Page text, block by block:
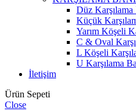
Düz Karşılama
Küçük
Yarım Köşeli
C & Oval
L Köşeli
U Karşılama
İletişim
Ürün Sepeti
Close